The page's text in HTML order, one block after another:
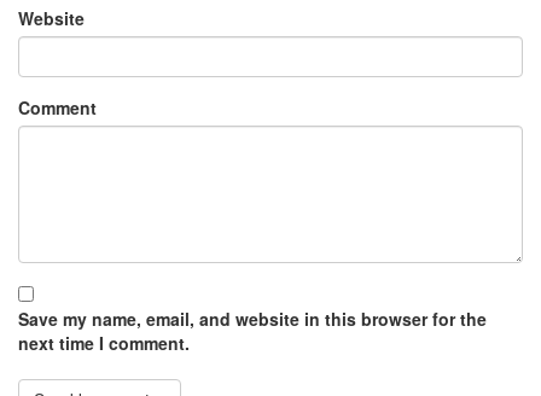
Website
Comment
Save my name, email, and website in this browser for the
next time I comment.